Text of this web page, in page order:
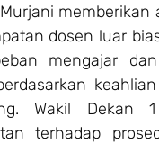
memberikan
dosen luar
mengajar
Wakil Dekan
terhadap